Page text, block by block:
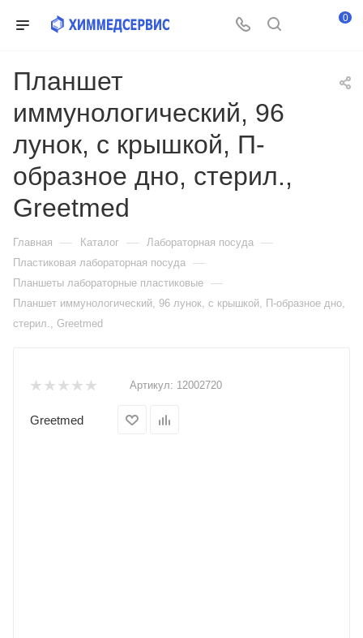
0
Планшет
иммунологический, 96
лунок, с крышкой, П-
образное дно, стерил.,
Greetmed
Главная — Каталог — Лабораторная посуда —
Пластиковая лабораторная посуда —
Планшеты лабораторные пластиковые —
Планшет иммунологический, 96 лунок, с крышкой, П-образное дно,
стерил., Greetmed
Артикул: 12002720
Greetmed